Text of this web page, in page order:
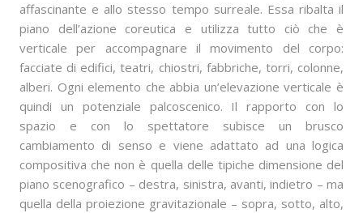
affascinante e allo stesso tempo surreale. Essa ribalta il
piano dell’azione coreutica e utilizza tutto ciò che è
verticale per accompagnare il movimento del corpo:
facciate di edifici, teatri, chiostri, fabbriche, torri, colonne,
alberi. Ogni elemento che abbia un’elevazione verticale è
quindi un potenziale palcoscenico. Il rapporto con lo
spazio e con lo spettatore subisce un brusco
cambiamento di senso e viene adattato ad una logica
compositiva che non è quella delle tipiche dimensione del
piano scenografico – destra, sinistra, avanti, indietro – ma
quella della proiezione gravitazionale – sopra, sotto, alto,